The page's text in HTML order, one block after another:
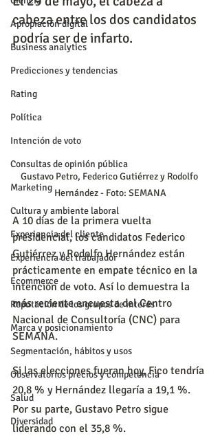
Apropiación digital
Business analytics
Predicciones y tendencias
Rating
Política
Intención de voto
Consultas de opinión pública
Marketing
Cultura y ambiente laboral
Experiencia del cliente
Experiencia del trabajador
Ecommerce
Reputación de los grupos de interés
Marca y posicionamiento
Segmentación, hábitos y usos
Observatorios precios y competencia
Salud
Diversidad
cabeza entre los dos candidatos
podría ser de infarto.
Gustavo Petro, Federico Gutiérrez y Rodolfo
Hernández - Foto: SEMANA
A 10 días de la primera vuelta
presidencial, los candidatos Federico
Gutiérrez y Rodolfo Hernández están
prácticamente en empate técnico en la
intención de voto. Así lo demuestra la
más reciente encuesta del Centro
Nacional de Consultoría (CNC) para
SEMANA.
Si las elecciones fueran hoy, Fico tendría
20,8 % y Hernández llegaría a 19,1 %.
Por su parte, Gustavo Petro sigue
liderando con el 35,8 %.